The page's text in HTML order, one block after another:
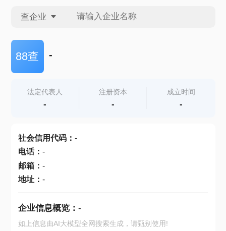
查企业
查企业
查产地
88查 -
法定代表人
-
注册资本
-
成立时间
-
社会信用代码： -
电话： -
邮箱： -
地址： -
企业信息概览： -
如上信息由AI大模型全网搜索生成，请甄别使用!